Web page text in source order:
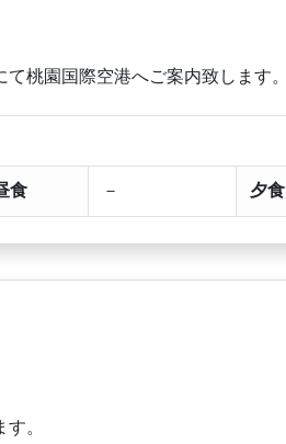
桃園国際空港へご案内致します。
食 － 夕食
。